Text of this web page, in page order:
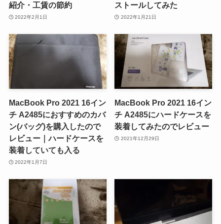
紹介・工賃の節約
2022年2月1日
ストールしてみた
2022年1月21日
MacBook Pro 2021 16イン
チ A2485におすすめのカバ
ン(バッグ)を購入したので
レビュー｜ハードケースを
装着していても入る
2022年1月7日
MacBook Pro 2021 16イン
チ A2485にハードケースを
装着してみたのでレビュー
2021年12月29日